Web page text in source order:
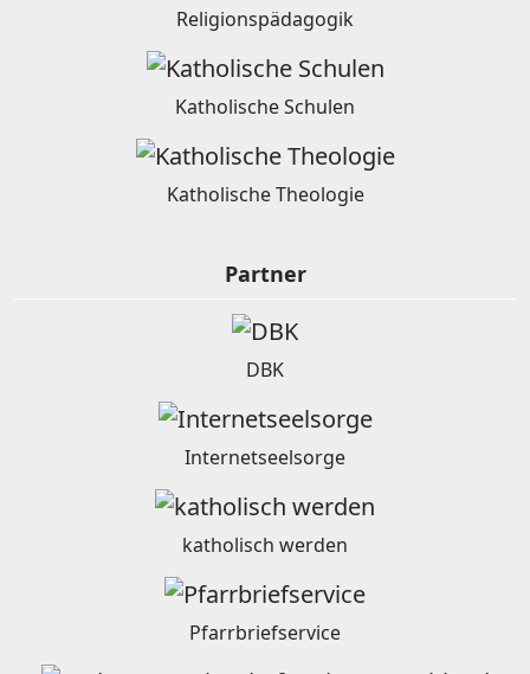
Religionspädagogik
Katholische Schulen
Katholische Theologie
Partner
DBK
Internetseelsorge
katholisch werden
Pfarrbriefservice